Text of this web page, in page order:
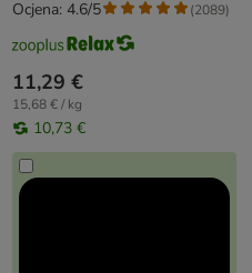
11,29 €
15,68 € / kg
10,73 €
Ocjena: 4.6/5 (2089)